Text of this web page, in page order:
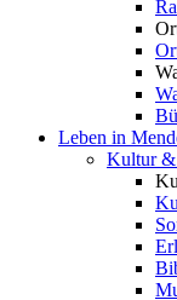
Leben in
Kultur